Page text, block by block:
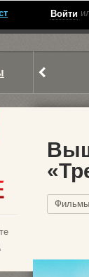
Войти
Фильмы